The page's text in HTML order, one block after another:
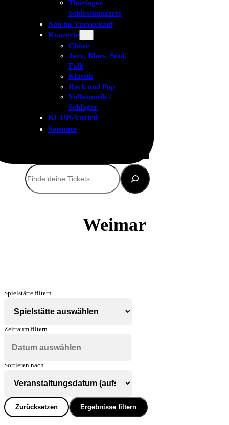
Thüringer
Schlosskonzerte
Neu im Vorverkauf
Konzerte
Chöre
Jazz, Blues, Soul,
Folk
Klassik
Rock und Pop
Volksmusik /
Schlager
KLUB-Vorteil
Sommer
Suchen
Weimar
Spielstätte filtern
Zeitraum filtern
Sortieren nach
Zurücksetzen Ergebnisse filtern